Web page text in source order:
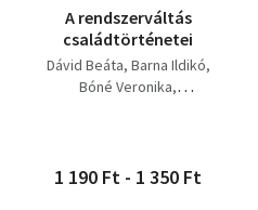
A rendszerváltás
családtörténetei
Dávid Beáta Barna Ildikó
Bóné Veronika
1 190 Ft - 1 350 Ft